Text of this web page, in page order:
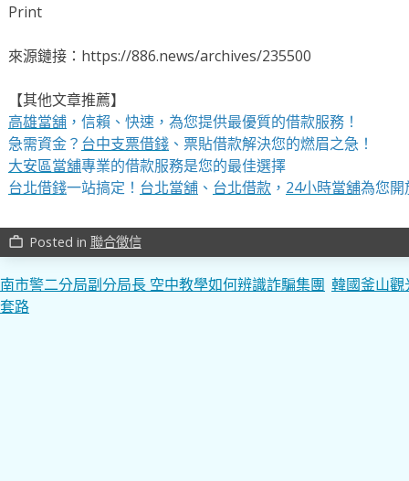
Print
來源鏈接：https://886.news/archives/235500
【其他文章推薦】
高雄當舖，信賴、快速，為您提供最優質的借款服務！
急需資金？ 台中支票借錢、票貼借款解決您的燃眉之急！
大安區當舖專業的借款服務是您的最佳選擇
台北借錢一站搞定！ 台北當舖、 台北借款， 24小時當舖為您開
work_outline Posted in 聯合徵信
文
章
南市警二分局副分局長 空中教學如何辨識詐騙集團
套路
韓國釜山